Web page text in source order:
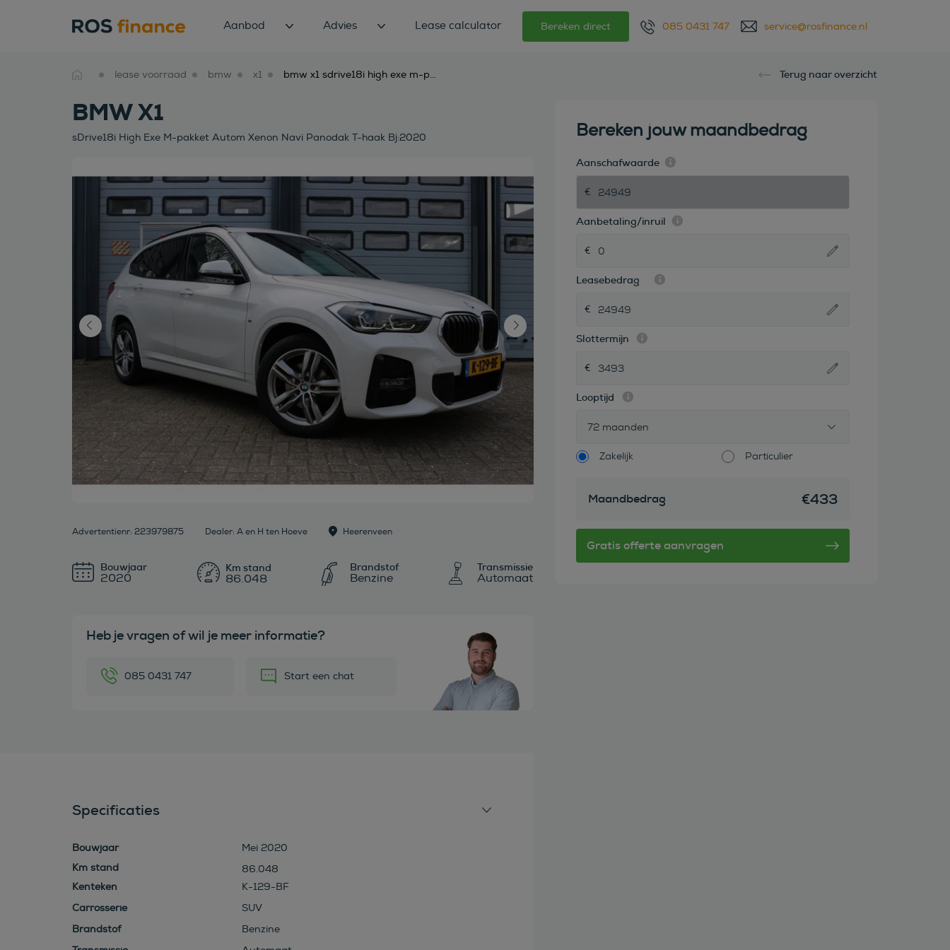
Aanbod Advies Lease calculator Bereken direct 085 0431 747 service@rosfinance.nl
lease voorraad bmw x1 bmw x1 sdrive18i high exe m-pakket autom xenon navi panodak t-haak bj:2020 Terug naar overzicht
BMW X1
sDrive18i High Exe M-pakket Autom Xenon Navi Panodak T-haak Bj:2020
Advertentienr: 223979875 Dealer: A en H ten Hoeve Heerenveen
Bouwjaar
2020 86.048
Brandstof
Benzine
Transmissie
Automaat
Heb je vragen of wil je meer informatie?
085 0431 747 Start een chat
Specificaties
Bouwjaar
Mei 2020
86.048
Kenteken
K-129-BF
Carrosserie
SUV
Brandstof
Benzine
Bereken jouw maandbedrag
Aanschafwaarde
Aanbetaling/inruil
Leasebedrag
Slottermijn
Looptijd
72 maanden
Zakelijk Particulier
Maandbedrag €433